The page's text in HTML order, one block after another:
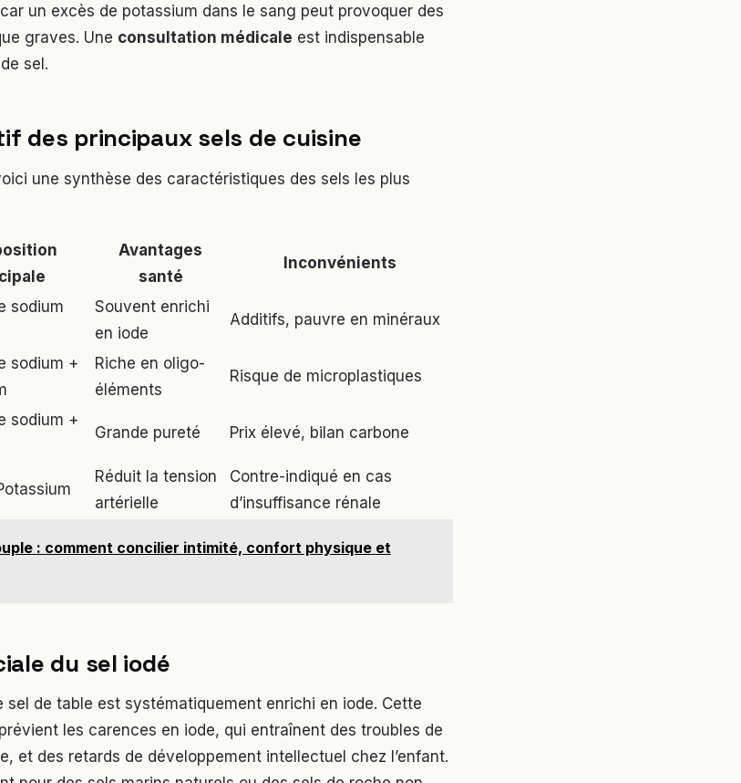
un excès de potassium dans le sang peut provoquer des
graves. Une consultation médicale est indispensable
sel.
des principaux sels de cuisine
une synthèse des caractéristiques des sels les plus
Avantages
santé
Inconvénients
sodium
Souvent enrichi
en iode
Additifs, pauvre en minéraux
sodium +
Riche en oligo-
éléments
Risque de microplastiques
sodium +
Grande pureté Prix élevé, bilan carbone
Réduit la tension
artérielle
Contre-indiqué en cas
d’insuffisance rénale
: comment concilier intimité, confort physique et
du sel iodé
sel de table est systématiquement enrichi en iode. Cette
les carences en iode, qui entraînent des troubles de
et des retards de développement intellectuel chez l’enfant.